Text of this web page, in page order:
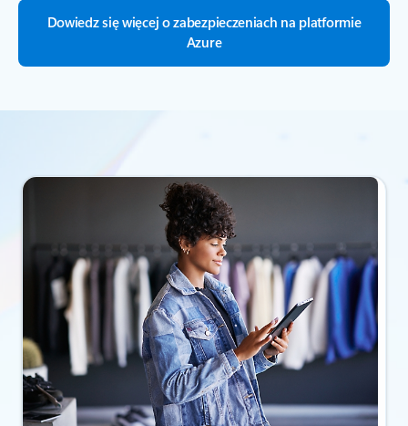
Dowiedz się więcej o zabezpieczeniach na platformie
Azure